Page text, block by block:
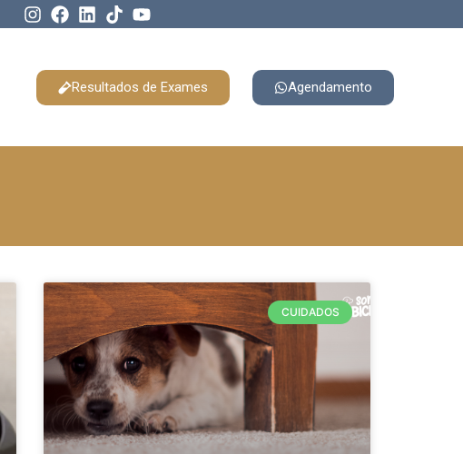
Resultados de Exames Agendamento
CUIDADOS